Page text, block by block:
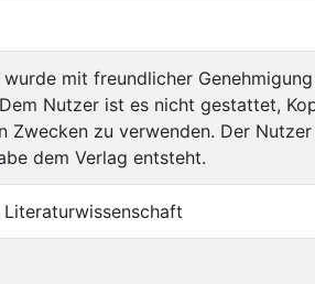
wurde mit freundlicher
Nutzer ist es nicht gestattet,
Zwecken zu verwenden. Der
dem Verlag entsteht.